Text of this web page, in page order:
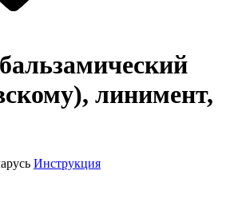
линимент,
Инструкция